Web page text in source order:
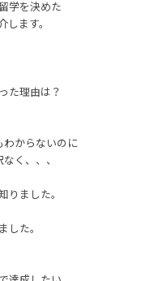
学を決めた
ます。
た理由は？
わからないのに
く、、、
ました。
た。